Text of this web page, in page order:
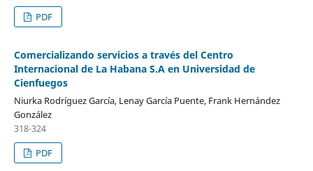
PDF
Comercializando servicios a través del Centro
Internacional de La Habana S.A en Universidad de
Cienfuegos
Niurka Rodríguez García, Lenay García Puente, Frank Hernández
González
318-324
PDF